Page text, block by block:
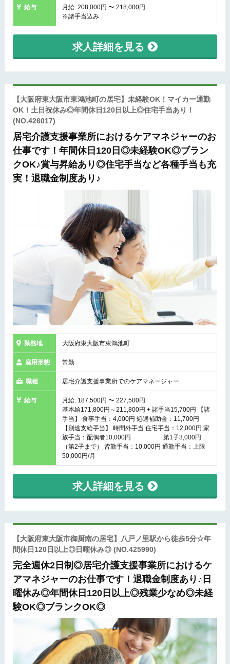
給与
月給: 208,000円 〜 218,000円
※諸手当込み
求人詳細を見る
【大阪府東大阪市東鴻池町の居宅】未経験OK！マイカー通勤
OK！土日祝休み◎年間休日120日以上◎住宅手当あり！
(NO.426017)
居宅介護支援事業所におけるケアマネジャーのお
仕事です！年間休日120日◎未経験OK◎ブラン
クOK♪賞与昇給あり◎住宅手当など各種手当も充
実！退職金制度あり♪
勤務地 大阪府東大阪市東鴻池町
雇用形態 常勤
職種 居宅介護支援事業所でのケアマネージャー
給与
月給: 187,500円 〜 227,500円
基本給171,800円～211,800円 + 諸手当15,700円 【諸
手当】 食事手当：4,000円 処遇補助金：11,700円
【別途支給手当】 時間外手当 住宅手当：12,000円 家
族手当：配偶者10,000円 第1子3,000円
（第2子まで） 皆勤手当：10,000円 通勤手当：上限
50,000円/月
求人詳細を見る
【大阪府東大阪市御厨南の居宅】八戸ノ里駅から徒歩5分☆年
間休日120日以上◎日曜休み◎ (NO.425990)
完全週休2日制◎居宅介護支援事業所におけるケ
アマネジャーのお仕事です！退職金制度あり♪日
曜休み◎年間休日120日以上◎残業少なめ◎未経
験OK◎ブランクOK◎